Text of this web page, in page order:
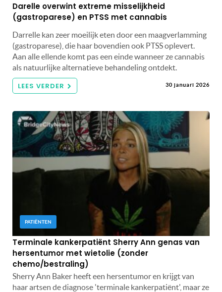
Darelle overwint extreme misselijkheid
(gastroparese) en PTSS met cannabis
Darrelle kan zeer moeilijk eten door een maagverlamming
(gastroparese), die haar bovendien ook PTSS oplevert.
Aan alle ellende komt pas een einde wanneer ze cannabis
als natuurlijke alternatieve behandeling ontdekt.
LEES VERDER 30 januari 2026
PATIËNTEN
Terminale kankerpatiënt Sherry Ann genas van
hersentumor met wietolie (zonder
chemo/bestraling)
Sherry Ann Baker heeft een hersentumor en krijgt van
haar artsen de diagnose 'terminale kankerpatiënt', maar ze